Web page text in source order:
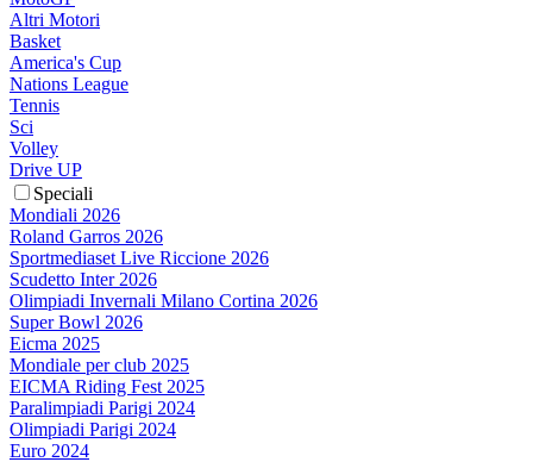
Altri Motori
Basket
America's Cup
Nations League
Tennis
Sci
Volley
Drive UP
Speciali
Mondiali 2026
Roland Garros 2026
Sportmediaset Live Riccione 2026
Scudetto Inter 2026
Olimpiadi Invernali Milano Cortina 2026
Super Bowl 2026
Eicma 2025
Mondiale per club 2025
EICMA Riding Fest 2025
Paralimpiadi Parigi 2024
Olimpiadi Parigi 2024
Euro 2024